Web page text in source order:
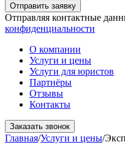
Отправляя контактные
конфиденциальности
О компании
Услуги и цены
Услуги для юристов
Партнёры
Отзывы
Контакты
Заказать звонок
Главная/Услуги и цены/